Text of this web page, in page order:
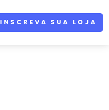
INSCREVA SUA LOJA